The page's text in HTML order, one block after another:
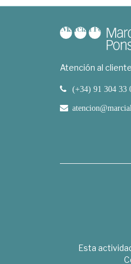
Atención al cliente
(+34) 91 304 33
Esta